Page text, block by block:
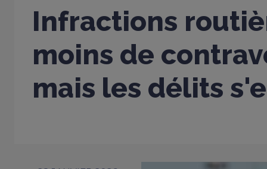
Infractions
moins de
mais les délits